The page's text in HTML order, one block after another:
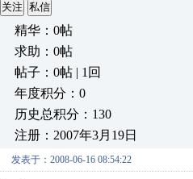
关注 私信
精华：0帖
求助：0帖
帖子：0帖 | 1回
年度积分：0
历史总积分：130
注册：2007年3月19日
发表于：2008-06-16 08:54:22